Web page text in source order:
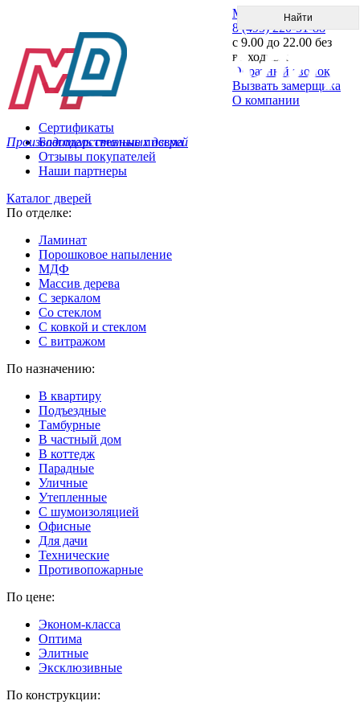
Производитель стальных дверей
Меню
8 (495) 220-51-88
с 9.00 до 22.00 без
выходных
Обратный звонок
Вызвать замерщика
О компании
Сертификаты
Благодарственные письма
Отзывы покупателей
Наши партнеры
Каталог дверей
По отделке:
Ламинат
Порошковое напыление
МДФ
Массив дерева
С зеркалом
Со стеклом
С ковкой и стеклом
С витражом
По назначению:
В квартиру
Подъездные
Тамбурные
В частный дом
В коттедж
Парадные
Уличные
Утепленные
C шумоизоляцией
Офисные
Для дачи
Технические
Противопожарные
По цене:
Эконом-класса
Оптима
Элитные
Эксклюзивные
По конструкции: